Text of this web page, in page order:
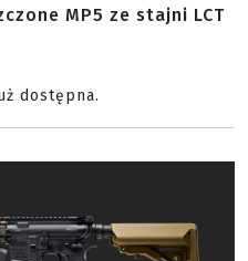
MP5 ze stajni LCT
dostępna.